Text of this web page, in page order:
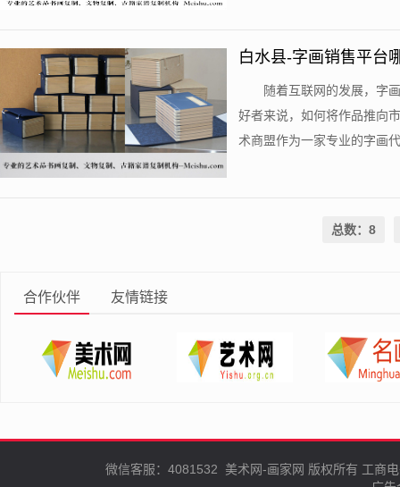
白水县-字画销售平台
随着互联网的发展，字
好者来说，如何将作品推向
术商盟作为一家专业的字画
总数：8
合作伙伴 友情链接
微信客服：4081532 美术网-画家网 版权所有 工商